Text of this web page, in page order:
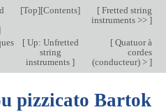
[Top][Contents] [Fretted string
instruments >> ]
[Up: Unfretted
string
instruments]
[Quatuor à
cordes
(conducteur) > ]
pizzicato Bartok